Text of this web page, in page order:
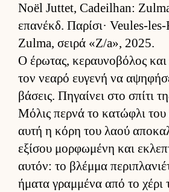
Noël Juttet, Cadeilhan:
επανέκδ. Παρίσι· Veules-les-
Zulma, σειρά «Z/a», 2025.
Ο έρωτας, κεραυ­νοβόλος
τον νεαρό ευ­γενή να
βάσεις. Πηγαί­νει στο σπίτι
Μόλις περνά το κατώφλι του
αυτή η κόρη του λαού
εξίσου μορ­φωμένη και
αυ­τόν: το βλέμμα
ήματα γραμ­μένα από το χέρι